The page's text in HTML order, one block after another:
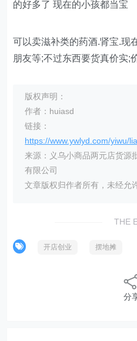
的好多了 现在的小孩都当宝
可以卖滋补类的药酒.肾宝.现
朋友等;不过东西要货真价实;
版权声明：
作者：huiasd
链接：
https://www.ywlyd.com/yiwu/
来源：义乌小商品两元店货源
有限公司
文章版权归作者所有，未经允
THE
开店创业 摆地摊
分